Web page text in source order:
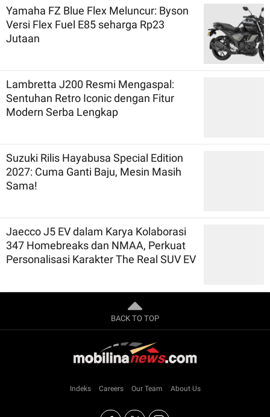
Yamaha FZ Blue Flex Meluncur: Byson
Versi Flex Fuel E85 seharga Rp23
Jutaan
Lambretta J200 Resmi Mengaspal:
Sentuhan Retro Iconic dengan Fitur
Modern Serba Lengkap
Suzuki Rilis Hayabusa Special Edition
2027: Cuma Ganti Baju, Mesin Masih
Sama!
Jaecco J5 EV dalam Karya Kolaborasi
347 Homebreaks dan NMAA, Perkuat
Personalisasi Karakter The Real SUV EV
BACK TO TOP
Indeks Careers Our Team About Us